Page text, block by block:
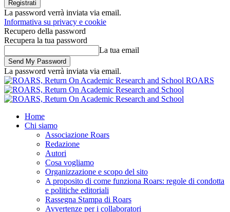
La password verrà inviata via email.
Informativa su privacy e cookie
Recupero della password
Recupera la tua password
La tua email
La password verrà inviata via email.
ROARS
Home
Chi siamo
Associazione Roars
Redazione
Autori
Cosa vogliamo
Organizzazione e scopo del sito
A proposito di come funziona Roars: regole di condotta
e politiche editoriali
Rassegna Stampa di Roars
Avvertenze per i collaboratori